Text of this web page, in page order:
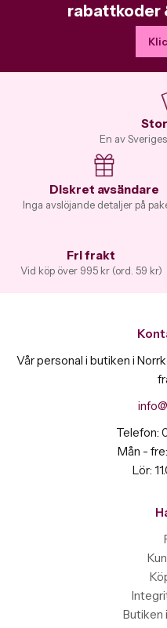
rabattkoder
En av
Diskret avsändare
Inga avslöjande detaljer på
Fri frakt
Vid köp över 995 kr (ord. 59 kr)
Vår personal i butiken i
Telefon:
Mån -
Lör:
Butiken